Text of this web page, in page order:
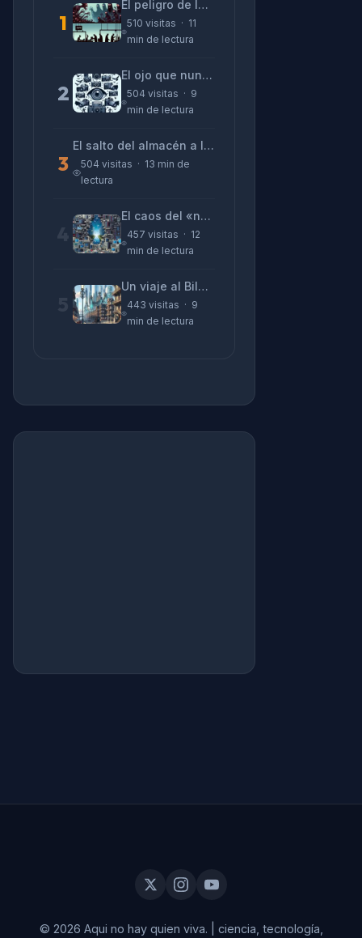
1
El peligro de las «alucinaciones» y el CV prefabricado
510 visitas · 11
min de lectura
2
El ojo que nunca parpadea: lo que nos cuentan las cámaras de Lizeth Marzano
504 visitas · 9
min de lectura
3
El salto del almacén a la terminal: La realidad de reinventarse en tecnología
504 visitas · 13 min de
lectura
El caos del «no funciona nada» y la realidad tras la pantalla
457 visitas · 12
min de lectura
Un viaje al Bilbao de 2026 con sabor a 1895
443 visitas · 9
min de lectura
© 2026 Aqui no hay quien viva. ciencia, tecnología,